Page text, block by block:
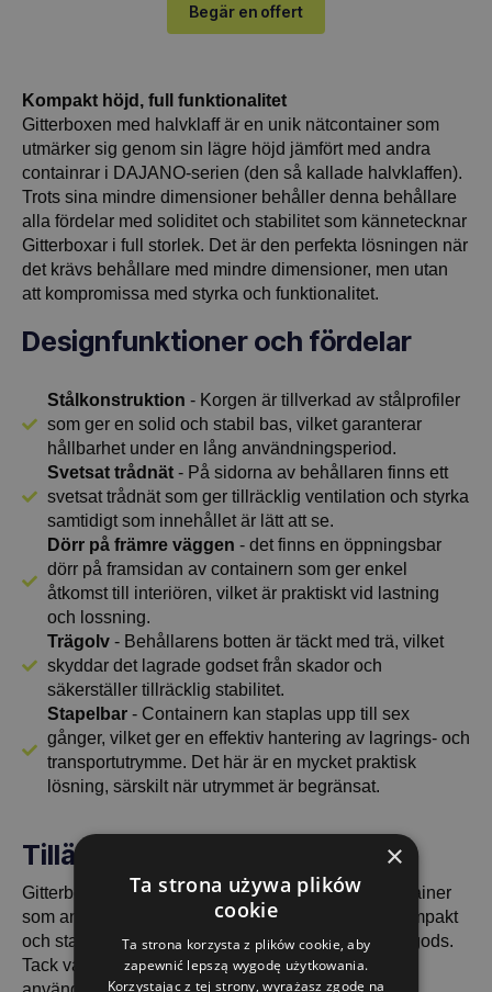
Begär en offert
Kompakt höjd, full funktionalitet
Gitterboxen med halvklaff är en unik nätcontainer som
utmärker sig genom sin lägre höjd jämfört med andra
containrar i DAJANO-serien (den så kallade halvklaffen).
Trots sina mindre dimensioner behåller denna behållare
alla fördelar med soliditet och stabilitet som kännetecknar
Gitterboxar i full storlek. Det är den perfekta lösningen när
det krävs behållare med mindre dimensioner, men utan
att kompromissa med styrka och funktionalitet.
Designfunktioner och fördelar
Stålkonstruktion - Korgen är tillverkad av stålprofiler
som ger en solid och stabil bas, vilket garanterar
hållbarhet under en lång användningsperiod.
Svetsat trådnät- På sidorna av behållaren finns ett
svetsat trådnät som ger tillräcklig ventilation och styrka
samtidigt som innehållet är lätt att se.
Dörr på främre väggen - det finns en öppningsbar
dörr på framsidan av containern som ger enkel
åtkomst till interiören, vilket är praktiskt vid lastning
och lossning.
Trägolv- Behållarens botten är täckt med trä, vilket
skyddar det lagrade godset från skador och
säkerställer tillräcklig stabilitet.
Stapelbar- Containern kan staplas upp till sex
gånger, vilket ger en effektiv hantering av lagrings- och
transportutrymme. Det här är en mycket praktisk
lösning, särskilt när utrymmet är begränsat.
Tillämpning och mångsidighet
Gitterbox 1240x835x500 med halvlucka är en container
som används i olika branscher där det krävs en kompakt
och stabil konstruktion för transport och lagring av gods.
Tack vare sin funktionalitet kommer den att visa sig
×
Ta strona używa plików
cookie
Ta strona korzysta z plików cookie, aby
zapewnić lepszą wygodę użytkowania.
Korzystając z tej strony, wyrażasz zgodę na